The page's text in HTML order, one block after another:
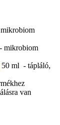
mikrobiom
50 ml - tápláló,
van